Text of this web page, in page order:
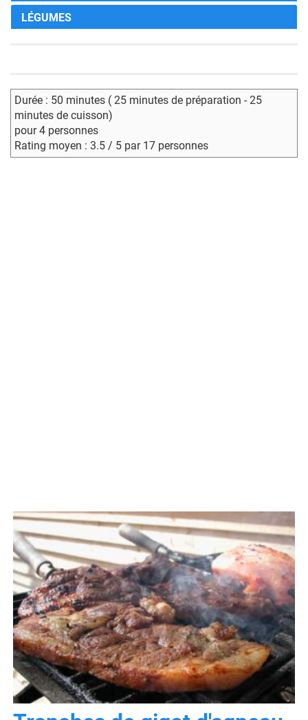
LÉGUMES
Durée : 50 minutes ( 25 minutes de préparation - 25
minutes de cuisson)
pour 4 personnes
Rating moyen : 3.5 / 5 par 17 personnes